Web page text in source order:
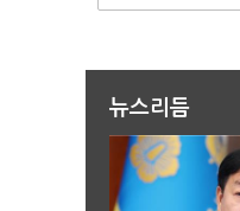
뉴스리듬